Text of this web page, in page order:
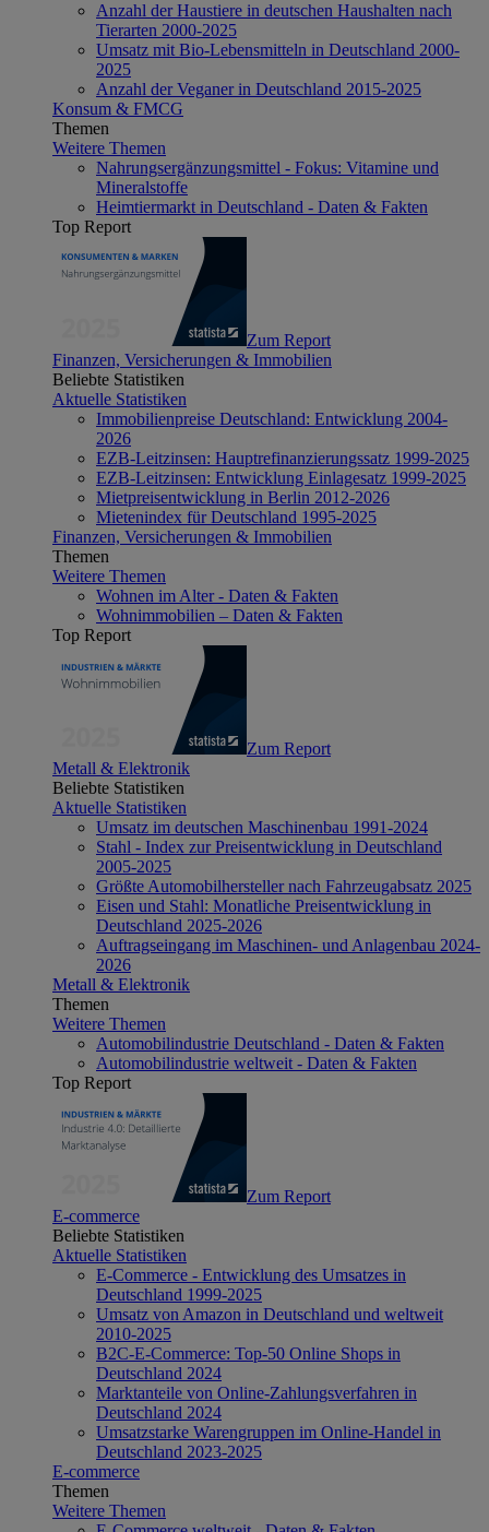
Anzahl der Haustiere in deutschen Haushalten nach
Tierarten 2000-2025
Umsatz mit Bio-Lebensmitteln in Deutschland 2000-
2025
Anzahl der Veganer in Deutschland 2015-2025
Konsum & FMCG
Themen
Weitere Themen
Nahrungsergänzungsmittel - Fokus: Vitamine und
Mineralstoffe
Heimtiermarkt in Deutschland - Daten & Fakten
Top Report
Zum Report
Finanzen, Versicherungen & Immobilien
Beliebte Statistiken
Aktuelle Statistiken
Immobilienpreise Deutschland: Entwicklung 2004-
2026
EZB-Leitzinsen: Hauptrefinanzierungssatz 1999-2025
EZB-Leitzinsen: Entwicklung Einlagesatz 1999-2025
Mietpreisentwicklung in Berlin 2012-2026
Mietenindex für Deutschland 1995-2025
Finanzen, Versicherungen & Immobilien
Themen
Weitere Themen
Wohnen im Alter - Daten & Fakten
Wohnimmobilien – Daten & Fakten
Top Report
Zum Report
Metall & Elektronik
Beliebte Statistiken
Aktuelle Statistiken
Umsatz im deutschen Maschinenbau 1991-2024
Stahl - Index zur Preisentwicklung in Deutschland
2005-2025
Größte Automobilhersteller nach Fahrzeugabsatz 2025
Eisen und Stahl: Monatliche Preisentwicklung in
Deutschland 2025-2026
Auftragseingang im Maschinen- und Anlagenbau 2024-
2026
Metall & Elektronik
Themen
Weitere Themen
Automobilindustrie Deutschland - Daten & Fakten
Automobilindustrie weltweit - Daten & Fakten
Top Report
Zum Report
E-commerce
Beliebte Statistiken
Aktuelle Statistiken
E-Commerce - Entwicklung des Umsatzes in
Deutschland 1999-2025
Umsatz von Amazon in Deutschland und weltweit
2010-2025
B2C-E-Commerce: Top-50 Online Shops in
Deutschland 2024
Marktanteile von Online-Zahlungsverfahren in
Deutschland 2024
Umsatzstarke Warengruppen im Online-Handel in
Deutschland 2023-2025
E-commerce
Themen
Weitere Themen